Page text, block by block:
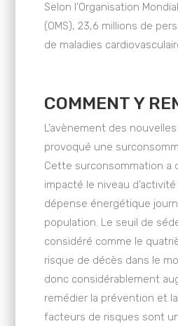
Selon l’Organisation
(OMS), 23,6 millions de
de maladies
COMMENT Y
L’avènement des
provoqué une
Cette surconsommation a
impacté le niveau
dépense énergétique
population. Le seuil de
considéré comme le
risque de décès dans le
donc considérablement
remédier la prévention et
facteurs de risques sont